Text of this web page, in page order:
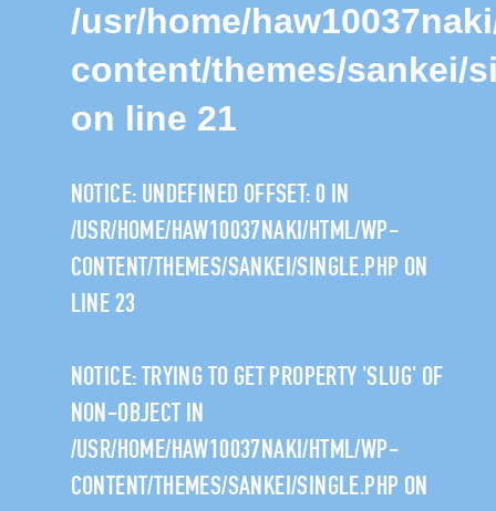
/usr/home/
content/themes/sankei/
on line 21
NOTICE: UNDEFINED OFFSET: 0 IN
/USR/HOME/HAW10037NAKI/HTML/WP-
CONTENT/THEMES/SANKEI/SINGLE.PHP ON
LINE 23
NOTICE: TRYING TO GET PROPERTY 'SLUG' OF
NON-OBJECT IN
/USR/HOME/HAW10037NAKI/HTML/WP-
CONTENT/THEMES/SANKEI/SINGLE.PHP ON